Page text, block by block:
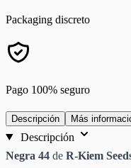
Packaging discreto
Pago 100% seguro
Descripción Más
Descripción
Negra 44 de R-Kiem